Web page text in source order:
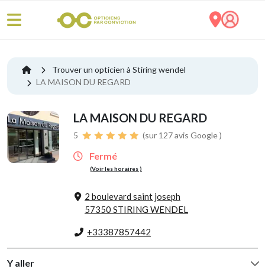
Trouver un opticien à Stiring wendel
LA MAISON DU REGARD
LA MAISON DU REGARD
5 (sur 127 avis Google )
Fermé
(Voir les horaires )
2 boulevard saint joseph
57350 STIRING WENDEL
+33387857442
Y aller